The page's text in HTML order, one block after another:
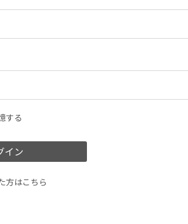
する
イン
方はこちら